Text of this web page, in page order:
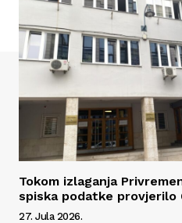
Tokom izlaganja
spiska podatke provjerilo
27. Jula 2026.